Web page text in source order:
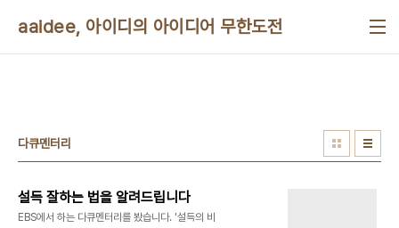
aaidee, 아이디의 아이디어 무한도전
다큐멘터리
설득 잘하는 법을 알려드립니다
EBS에서 하는 다큐멘터리를 봤습니다. '설득의 비